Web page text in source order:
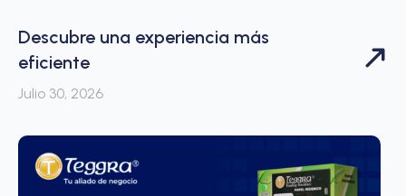
Descubre una experiencia más
eficiente
Julio 30, 2026